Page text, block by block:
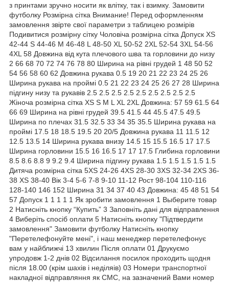
з принтами зручно носити як влітку, так і взимку. Замовити
футболку Розмірна сітка Внимание! Перед оформленням
замовлення звірте свої параметри з таблицею розмірів
Подивитися розмірну сітку Чоловіча розмірна сітка Допуск XS
42-44 S 44-46 M 46-48 L 48-50 XL 50-52 2XL 52-54 3XL 54-56
4XL 58 Довжина від кута плечового шва та горловини до низу
2 66 68 70 72 74 76 78 80 Ширина на рівні грудей 1 48 50 52
54 56 58 60 62 Довжина рукава 0.5 19 20 21 22 23 24 25 26
Ширина рукава на проймі 0.5 21 22 23 24 25 26 27 28 Ширина
підгину низу та рукавів 2.5 2.5 2.5 2.5 2.5 2.5 2.5 2.5 2.5
Жіноча розмірна сітка XS S M L XL 2XL Довжина: 57 59 61.5 64
66 69 Ширина на рівні грудей 39.5 41.5 44 45.5 47.5 49.5
Ширина по плечах 31.5 32.5 33 34 35 35.5 Ширина рукава на
проймі 17.5 18 18.5 19.5 20 20/5 Довжина рукава 11 11.5 12
12.5 13.5 14 Ширина рукава внизу 14.5 15 15.5 16.5 17 17.5
Ширина горловини 15.5 16 16.5 17 17 17.5 Глибина горловини
8.5 8.6 8.8 9 9.2 9.4 Ширина підгину рукава 1.5 1.5 1.5 1.5 1.5
Дитяча розмірна сітка 5XS 24-26 4XS 28-30 3XS 32-34 2XS 36-
38 XS 38-40 Вік 3-4 5-6 7-8 9-10 11-12 Рост 98-104 110-116
128-140 146 152 Ширина 31 34 37 40 43 Довжина: 45 48 51 54
57 Допуск 1 1 1 1 1 Як зробити замовлення 1 Выберите товар
2 Натисніть кнопку “Купить” 3 Заповніть дані для відправлення
4 Виберіть спосіб оплати 5 Натисніть кнопку "Підтвердити
замовлення" Замовити футболку Натисніть кнопку
"Перетелефонуйте мені", і наш менеджер перетелефонує
вам у найближчі 13 хвилин Після оплати 01 Друкуємо
упродовж 1-2 днів 02 Відсилання посилок проходить щодня
після 18.00 (крім шахів і неділяів) 03 Номери транспортної
накладної відправляння як СМС, на зазначений Вами номер